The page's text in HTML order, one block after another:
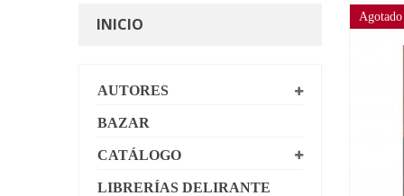
INICIO
AUTORES
BAZAR
CATÁLOGO
LIBRERÍAS DELIRANTE
Agotado